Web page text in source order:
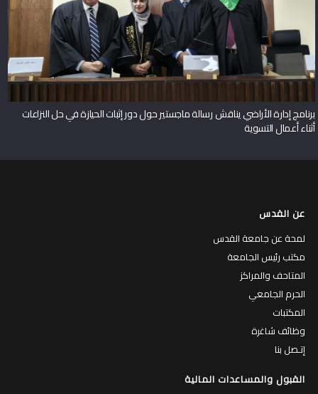
برنامج إدارة الأراضي يناقش رسالة ماجستير حول دور إثبات الحيازة في حل النزاعات
أثناء أعمال التسوية
عن القدس
لمحة عن جامعة القدس
مكتب رئيس الجامعة
المتاحف والمراكز
الحرم الجامعي
المكتبات
وظائف شاغرة
إتـصل بنا
القبول والمساعدات المالية